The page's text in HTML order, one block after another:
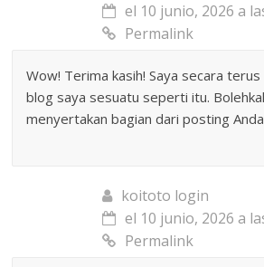
el 10 junio, 2026 a
Permalink
Wow! Terima kasih! Saya secara
blog saya sesuatu seperti itu.
menyertakan bagian dari posting
koitoto login
el 10 junio, 2026 a
Permalink